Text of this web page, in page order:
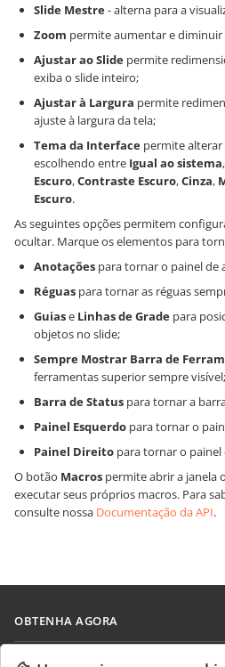
Slide Mestre- alterna para a
Zoom permite aumentar e
Ajustar ao Slide permite
exiba o slide inteiro;
Ajustar à Largura permite
ajuste à largura da tela;
Tema da Interface permite
escolhendo entre Igual ao sistema,
Escuro,Contraste Escuro,Cinza,
Escuro.
As seguintes opções permitem
ocultar. Marque os elementos para
Anotações para tornar o painel de
Réguas para tornar as réguas
Guiase Linhas de Grade para
objetos no slide;
Sempre Mostrar Barra de
ferramentas superior sempre visível;
Barra de Status para tornar a
Painel Esquerdo para tornar o
Painel Direito para tornar o
O botão Macros permite abrir a janela
executar seus próprios macros. Para
consulte nossa Documentação da API.
OBTENHA AGORA
Docs
COLABORAR